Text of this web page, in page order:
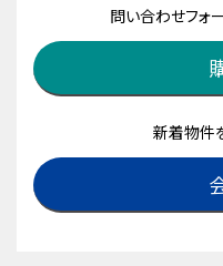
問い合わせフォ
新着物件